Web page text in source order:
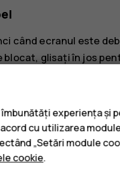
când ecranul este
glisați în jos
experiența și
cu utilizarea
„Setări module
cookie.